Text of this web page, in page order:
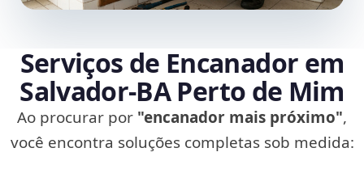
Serviços de Encanador em
Salvador‑BA Perto de Mim
Ao procurar por "encanador mais próximo",
você encontra soluções completas sob medida: